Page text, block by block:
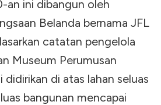
an ini dibangun oleh
Belanda bernama JFL
catatan pengelola
Museum Perumusan
didirikan di atas lahan seluas
bangunan mencapai